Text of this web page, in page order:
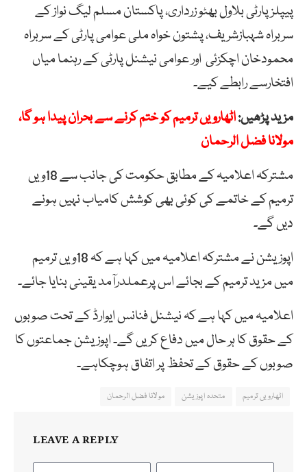
پیپلز پارٹی بلاول بھٹو زرداری، پاکستان مسلم لیگ نواز کے
سربراہ شہبازشریف، پشتون خواہ ملی عوامی پارٹی کے سربراہ
محمودخان اچکزئی اور عوامی نیشنل پارٹی کے رہنما میاں
افتخارسے رابطے کیے۔
مزید پڑھیں:اٹھارویں ترمیم کو ختم کرنے سے بحران پیدا ہو گا،
مولانا فضل الرحمان
مشترکہ اعلامیہ کے مطابق حکومت کی جانب سے 18ویں
ترمیم کے خاتمے کی کوئی بھی کوشش کامیاب نہیں ہونے
دیں گے۔
اپوزیشن نے مشترکہ اعلامیہ میں کہا ہے کہ 18ویں ترمیم
میں مزید ترمیم کے بجائے اس پرعملدرآمد یقینی بنایا جائے۔
اعلامیہ میں کہا ہے کہ نیشنل فنانس ایوارڈ کے تحت صوبوں
کے حقوق کا ہر حال میں دفاع کریں گے۔ اپوزیشن جماعتوں کا
صوبوں کے حقوق کے تحفظ پر اتفاق ہوچکاہے۔
اٹھارویں ترمیم متحدہ اپوزیشن مولانا فضل الرحمان
LEAVE A REPLY